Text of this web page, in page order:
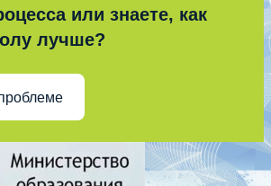
или знаете, как
лучше?